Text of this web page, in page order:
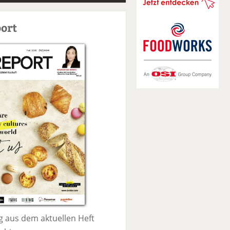
S
u
aus dem aktuellen Heft